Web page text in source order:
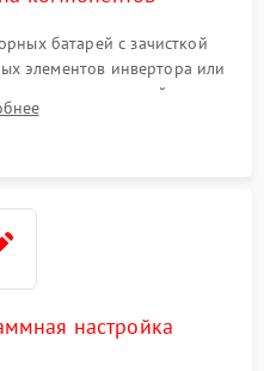
батарей с зачисткой
элементов инвертора или
новых радиодеталей.
токоведущих дорожек и
настройка